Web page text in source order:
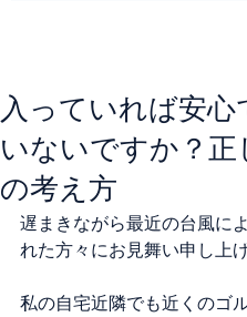
入っていれば安心
いないですか？正
の考え方
遅まきながら最近の台風に
れた方々にお見舞い申し上げ
私の自宅近隣でも近くのゴ